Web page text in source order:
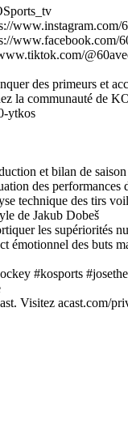
www.instagram.com/
www.facebook.com/
des primeurs et
la communauté de
ytkos
et bilan de saison
des performances
technique des tirs
de Jakub Dobeš
les supériorités
émotionnel des buts
#kosports
Visitez acast.com/